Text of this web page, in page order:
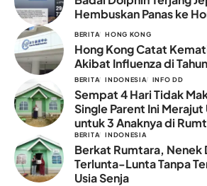
Hembuskan Panas ke
BERITA HONG KONG
Hong Kong Catat
Akibat Influenza di
BERITA INDONESIA INFO DD
Sempat 4 Hari Tidak
Single Parent Ini Merajut
untuk 3 Anaknya di
BERITA INDONESIA
Berkat Rumtara, Nenek
Terlunta-Lunta Tanpa
Usia Senja